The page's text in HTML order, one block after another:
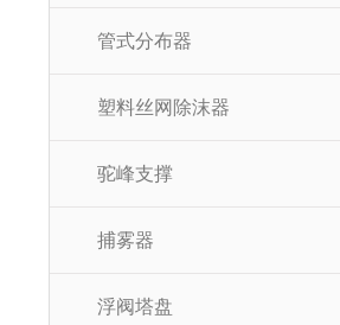
管式分布器
塑料丝网除沫器
驼峰支撑
捕雾器
浮阀塔盘